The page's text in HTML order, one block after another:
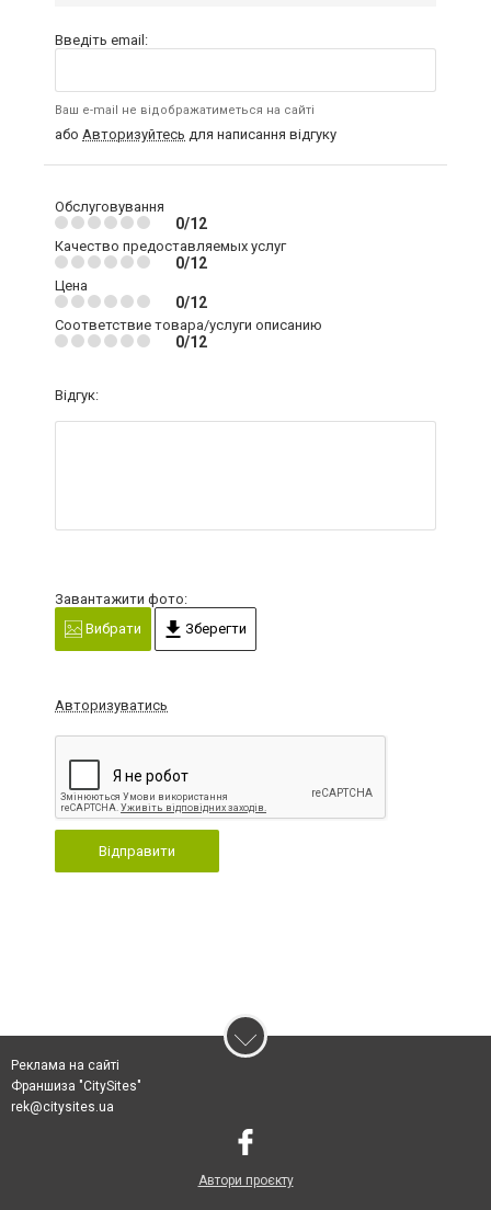
Введіть email:
Ваш e-mail не відображатиметься на сайті
або Авторизуйтесь для написання відгуку
Обслуговування
0/12
Качество предоставляемых услуг
0/12
Цена
0/12
Соответствие товара/услуги описанию
0/12
Відгук:
Завантажити фото:
Вибрати
Зберегти
Авторизуватись
Відправити
Реклама на сайті
Франшиза "CitySites"
rek@citysites.ua
Автори проєкту